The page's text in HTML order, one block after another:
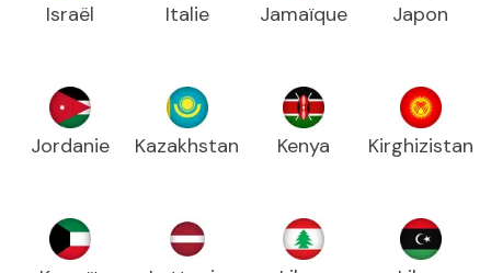
Israël Italie Jamaïque Japon
Jordanie Kazakhstan Kenya Kirghizistan